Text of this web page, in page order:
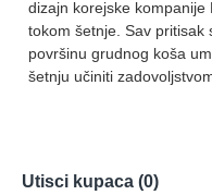
dizajn korejske kompanije
tokom šetnje. Sav pritisak
površinu grudnog koša
šetnju učiniti
Utisci kupaca (0)